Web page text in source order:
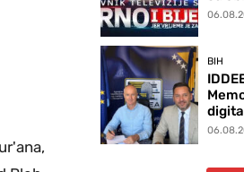
BIH